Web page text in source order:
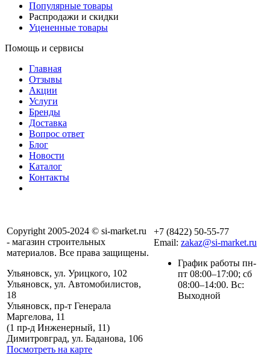
Популярные товары
Распродажи и скидки
Уцененные товары
Помощь и сервисы
Главная
Отзывы
Акции
Услуги
Бренды
Доставка
Вопрос ответ
Блог
Новости
Каталог
Контакты
Copyright 2005-2024 © si-market.ru
- магазин строительных
материалов. Все права защищены.
Ульяновск, ул. Урицкого, 102
Ульяновск, ул. Автомобилистов,
18
Ульяновск, пр-т Генерала
Маргелова, 11
(1 пр-д Инженерный, 11)
Димитровград, ул. Баданова, 106
Посмотреть на карте
+7 (8422) 50-55-77
Email: zakaz@si-market.ru
График работы пн-
пт 08:00–17:00; сб
08:00–14:00. Вс:
Выходной